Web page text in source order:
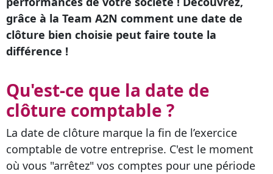
grâce à la Team A2N comment une date de
clôture bien choisie peut faire toute la
différence !
Qu'est-ce que la date de
clôture comptable ?
La date de clôture marque la fin de l’exercice
comptable de votre entreprise. C'est le moment
où vous "arrêtez" vos comptes pour une période